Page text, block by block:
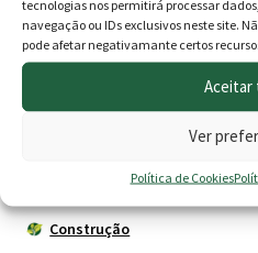
tecnologias nos permitirá processar
navegação ou IDs exclusivos neste site.
pode afetar negativamante certos
Aceitar
Ver
Política de Cookies
Produtos
Construção